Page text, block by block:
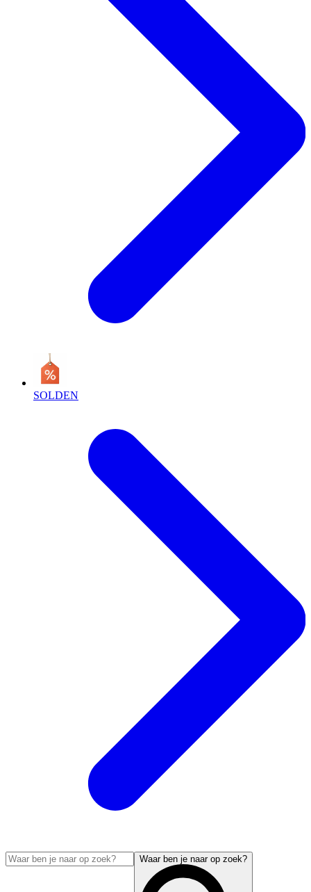
SOLDEN
Waar ben je naar op zoek?